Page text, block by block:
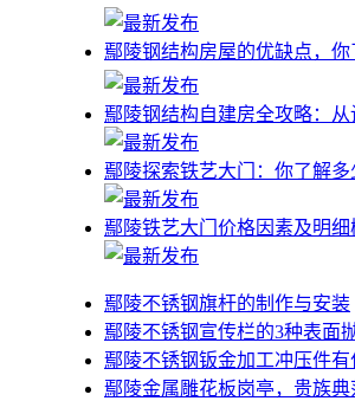
鄢陵钢结构房屋的优缺点，
鄢陵钢结构自建房全攻略：从
鄢陵探索铁艺大门：你了解多
鄢陵铁艺大门价格因素及明细
鄢陵不锈钢旗杆的制作与安装
鄢陵不锈钢宣传栏的3种表面
鄢陵不锈钢钣金加工冲压件有
鄢陵金属雕花板岗亭，贵族典